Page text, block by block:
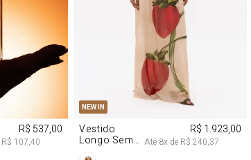
R$ 537,00
R$ 107,40
NEW IN
G
Vestido
Longo Sem
R$ 1.923,00
Até 8x de R$ 240,37